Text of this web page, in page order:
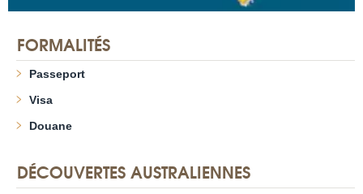
FORMALITÉS
Passeport
Visa
Douane
DÉCOUVERTES AUSTRALIENNES